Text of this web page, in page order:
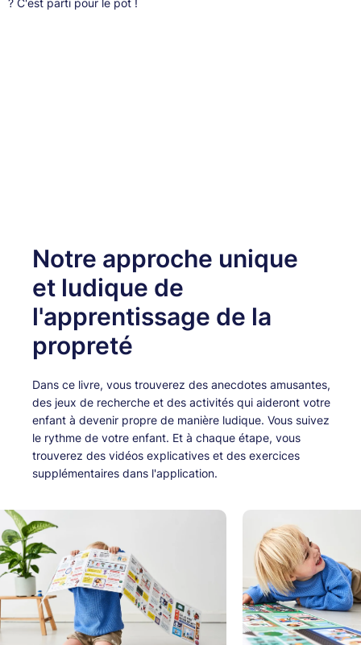
Notre approche unique
et ludique de
l'apprentissage de la
propreté
Dans ce livre, vous trouverez des anecdotes amusantes,
des jeux de recherche et des activités qui aideront votre
enfant à devenir propre de manière ludique. Vous suivez
le rythme de votre enfant. Et à chaque étape, vous
trouverez des vidéos explicatives et des exercices
supplémentaires dans l'application.